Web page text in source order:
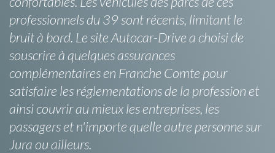
professionnels du 39 sont récents, limitant le
bruit à bord. Le site Autocar-Drive a choisi de
souscrire à quelques assurances
complémentaires en Franche Comte pour
satisfaire les réglementations de la profession et
ainsi couvrir au mieux les entreprises, les
passagers et n'importe quelle autre personne sur
Jura ou ailleurs.